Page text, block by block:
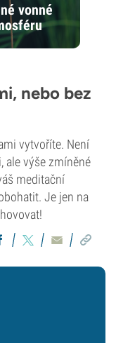
vonné
nebo bez
vytvoříte. Není
ale výše zmíněné
meditační
Je jen na